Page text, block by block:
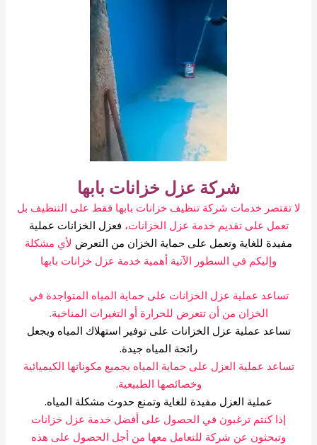
شركة عزل خزانات بابها
لا تقتصر خدمات شركة تنظيف خزانات بابها فقط على التنظيف بل
تعمل على تقديم خدمة عزل الخزانات، فعزل الخزانات عملية
مفيدة للغاية وتعمل على حماية الخزان من التعرض لأي مشكلة
وإليكم في السطور الآتية أهمية خدمة عزل خزانات بابها
تساعد عملية عزل الخزانات على حماية المياه المتواجدة في
الخزان من أن تتعرض للحرارة أو التغيرات المناخية.
تساعد عملية عزل الخزانات على توفير استهلاك المياه ويجعل
رائحة المياه جيدة.
تساعد عملية العزل على حماية المياه بجميع مكوناتها الكيميائية
وخصائصها الطبيعية.
عملية العزل مفيدة للغاية وتمنع حدوث مشكلة المياه.
إذا كنتم ترغبون في الحصول على أفضل خدمة عزل خزانات
وتبحثون عن شركة للتعامل معها من أجل الحصول على هذه